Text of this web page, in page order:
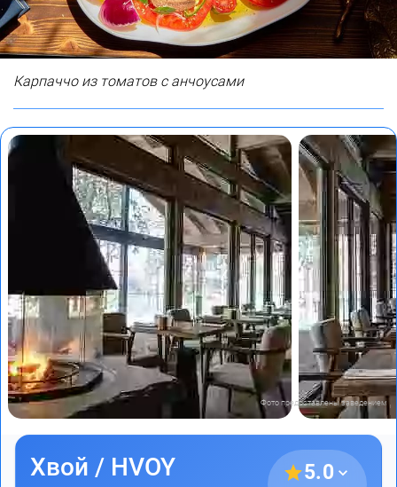
Карпаччо из томатов с анчоусами
Фото предоставлены заведением
Хвой / HVOY 5.0